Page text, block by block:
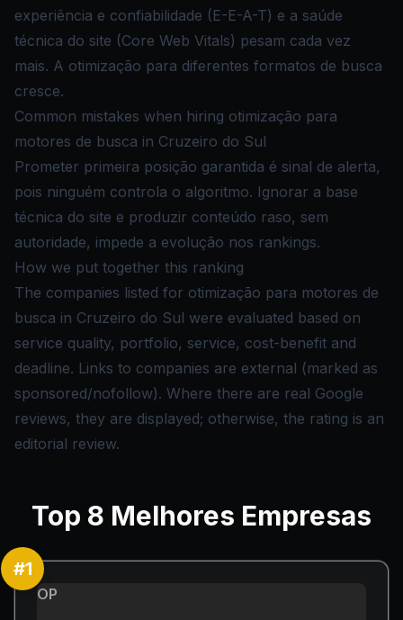
experiência e confiabilidade (E-E-A-T) e a saúde
técnica do site (Core Web Vitals) pesam cada vez
mais. A otimização para diferentes formatos de busca
cresce.
Common mistakes when hiring otimização para
motores de busca in Cruzeiro do Sul
Prometer primeira posição garantida é sinal de alerta,
pois ninguém controla o algoritmo. Ignorar a base
técnica do site e produzir conteúdo raso, sem
autoridade, impede a evolução nos rankings.
How we put together this ranking
The companies listed for otimização para motores de
busca in Cruzeiro do Sul were evaluated based on
service quality, portfolio, service, cost-benefit and
deadline. Links to companies are external (marked as
sponsored/nofollow). Where there are real Google
reviews, they are displayed; otherwise, the rating is an
editorial review.
Top 8 Melhores Empresas
#1
OP